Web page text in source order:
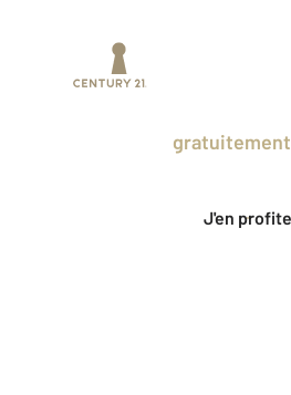
gratuitement
J'en profite